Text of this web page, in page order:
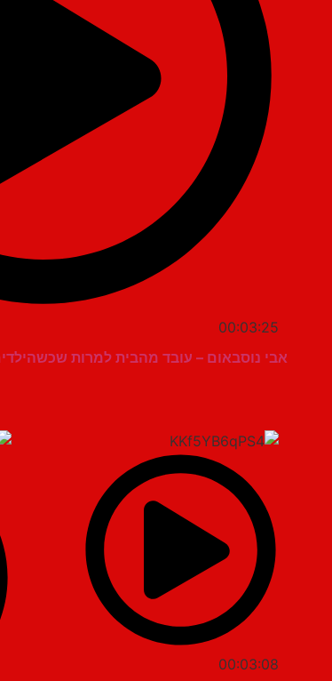
00:03:25
אבי נוסבאום – עובד מהבית למרות
00:03:08